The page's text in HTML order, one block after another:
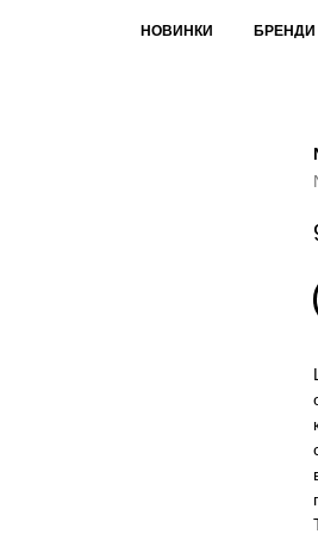
НОВИНКИ БРЕНДИ